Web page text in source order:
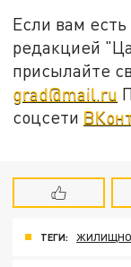
Если вам
редакцией
присылайте
grad@mail.ru
соцсети
ТЕГИ: